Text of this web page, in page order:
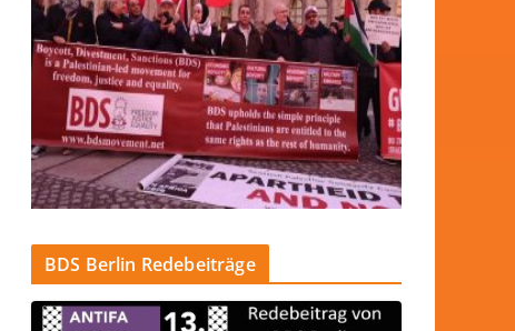
BDS Berlin Redebeiträge